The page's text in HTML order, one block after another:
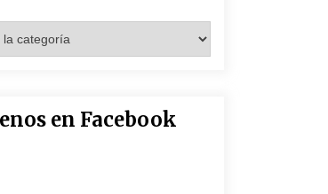
13 de mayo de 2022
Muere el cardenal Carlos Amigo
en Facebook